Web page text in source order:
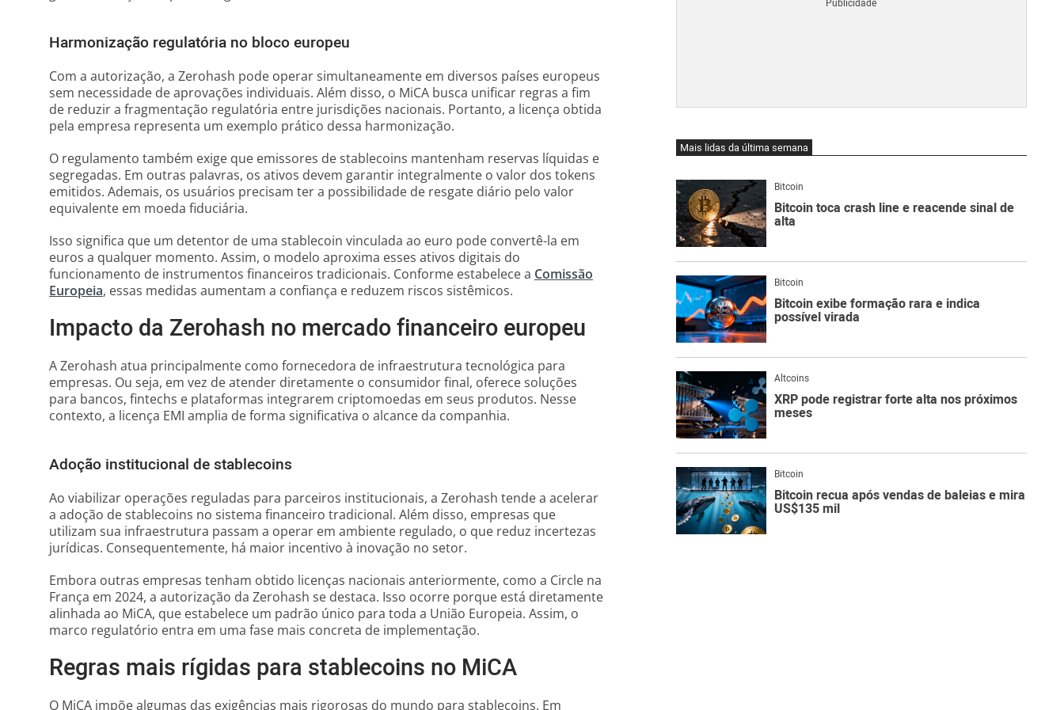
Harmonização regulatória no bloco europeu
Com a autorização, a Zerohash pode operar simultaneamente em diversos países europeus
sem necessidade de aprovações individuais. Além disso, o MiCA busca unificar regras a fim
de reduzir a fragmentação regulatória entre jurisdições nacionais. Portanto, a licença obtida
pela empresa representa um exemplo prático dessa harmonização.
O regulamento também exige que emissores de stablecoins mantenham reservas líquidas e
segregadas. Em outras palavras, os ativos devem garantir integralmente o valor dos tokens
emitidos. Ademais, os usuários precisam ter a possibilidade de resgate diário pelo valor
equivalente em moeda fiduciária.
Isso significa que um detentor de uma stablecoin vinculada ao euro pode convertê-la em
euros a qualquer momento. Assim, o modelo aproxima esses ativos digitais do
funcionamento de instrumentos financeiros tradicionais. Conforme estabelece a Comissão
Europeia, essas medidas aumentam a confiança e reduzem riscos sistêmicos.
Impacto da Zerohash no mercado financeiro europeu
A Zerohash atua principalmente como fornecedora de infraestrutura tecnológica para
empresas. Ou seja, em vez de atender diretamente o consumidor final, oferece soluções
para bancos, fintechs e plataformas integrarem criptomoedas em seus produtos. Nesse
contexto, a licença EMI amplia de forma significativa o alcance da companhia.
Adoção institucional de stablecoins
Ao viabilizar operações reguladas para parceiros institucionais, a Zerohash tende a acelerar
a adoção de stablecoins no sistema financeiro tradicional. Além disso, empresas que
utilizam sua infraestrutura passam a operar em ambiente regulado, o que reduz incertezas
jurídicas. Consequentemente, há maior incentivo à inovação no setor.
Embora outras empresas tenham obtido licenças nacionais anteriormente, como a Circle na
França em 2024, a autorização da Zerohash se destaca. Isso ocorre porque está diretamente
alinhada ao MiCA, que estabelece um padrão único para toda a União Europeia. Assim, o
marco regulatório entra em uma fase mais concreta de implementação.
Regras mais rígidas para stablecoins no MiCA
O MiCA impõe algumas das exigências mais rigorosas do mundo para stablecoins. Em
Mais lidas da última semana
Bitcoin
Bitcoin toca crash line e reacende sinal de
alta
Bitcoin
Bitcoin exibe formação rara e indica
possível virada
Altcoins
XRP pode registrar forte alta nos próximos
meses
Bitcoin
Bitcoin recua após vendas de baleias e mira
US$135 mil